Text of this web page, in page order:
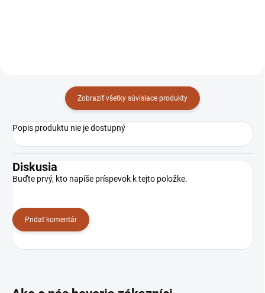
Zobraziť všetky súvisiace produkty
Popis produktu nie je dostupný
Diskusia
Buďte prvý, kto napíše príspevok k tejto položke.
Pridať komentár